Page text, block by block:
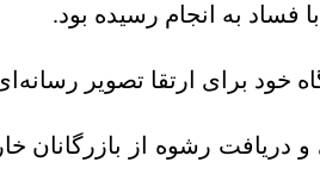
خود برای ارتقا تصویر
رشوه از بازرگانان